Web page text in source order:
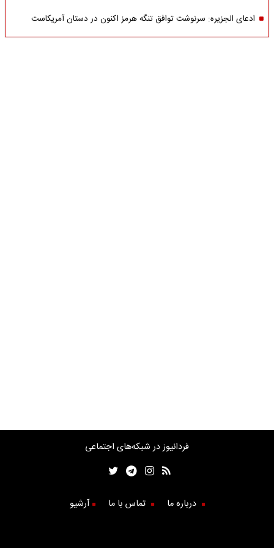
ادعای الجزیره: سرنوشت توافق تنگه هرمز اکنون در دستان آمریکاست
فردانیوز در شبکه‌های اجتماعی
درباره ما تماس با ما آرشیو